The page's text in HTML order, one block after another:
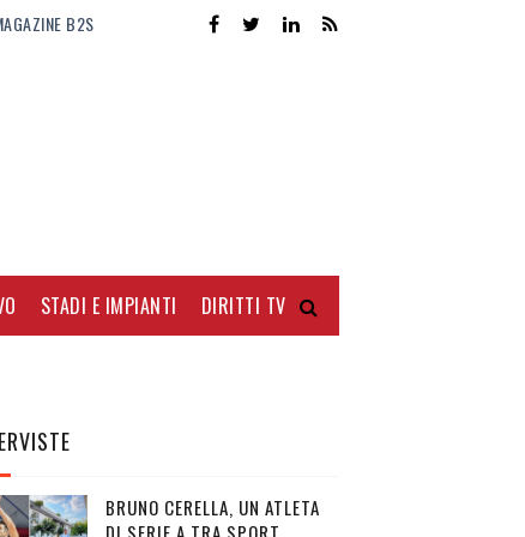
B2S
STADI E IMPIANTI DIRITTI TV
BRUNO CERELLA, UN ATLETA